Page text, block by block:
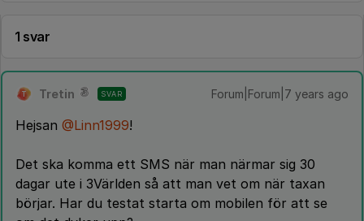
1 svar
T Tretin SVAR Forum|Forum|7 years ago
Hejsan @Linn1999!
Det ska komma ett SMS när man närmar sig 30
dagar ute i 3Världen så att man vet om när taxan
börjar. Har du testat starta om mobilen för att se